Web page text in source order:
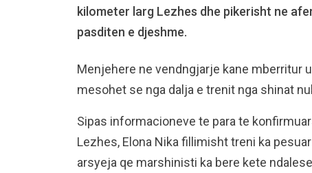
kilometer larg Lezhes dhe pikerisht ne
pasditen e djeshme.
Menjehere ne vendngjarje kane mberritur
mesohet se nga dalja e trenit nga shinat
Sipas informacioneve te para te
Lezhes, Elona Nika fillimisht treni ka
arsyeja qe marshinisti ka bere kete